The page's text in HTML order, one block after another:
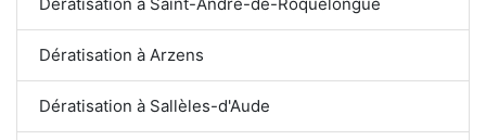
Dératisation à Arzens
Dératisation à Sallèles-d'Aude